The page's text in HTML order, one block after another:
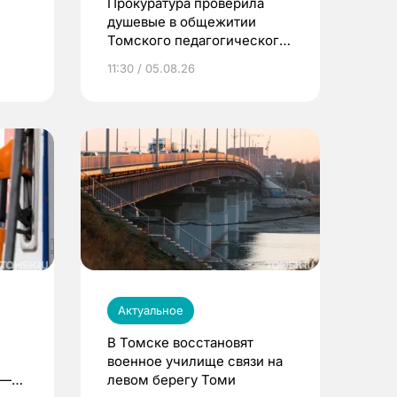
душевые в общежитии
Томского педагогического
11:30 / 05.08.26
—
Актуальное
В Томске восстановят
военное училище связи на
левом берегу Томи